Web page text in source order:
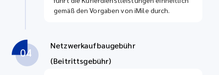
gemäß den Vorgaben von iMile durch.
04
Netzwerkaufbaugebühr
(Beitrittsgebühr)